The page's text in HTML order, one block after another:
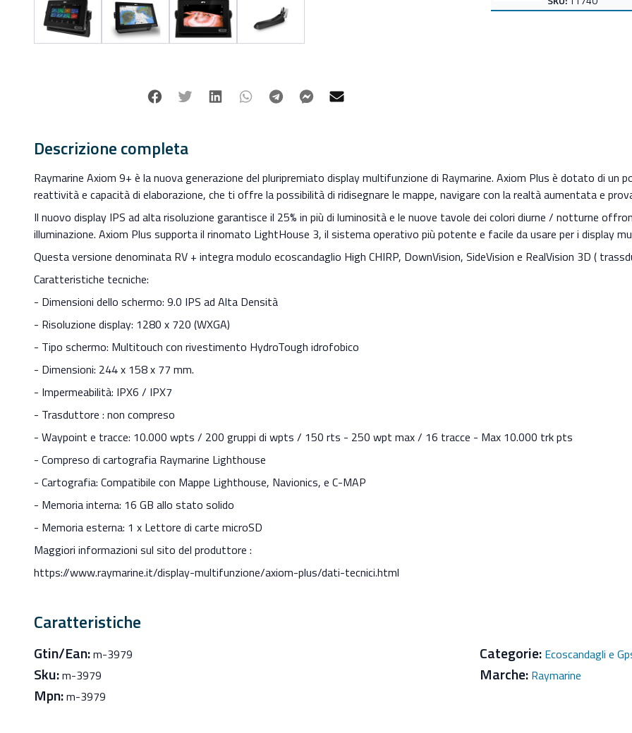
Facebook
Twitter LinkedinWhatsappTelegramFacebook Messenger
Descrizione completa
Raymarine Axiom 9+ è la nuova generazione del pluripremiato display multifunzione di Raymarine. Axiom Plus è dotato di
reattività e capacità di elaborazione, che ti offre la possibilità di ridisegnare le mappe, navigare con la realtà aumentata e
Il nuovo display IPS ad alta risoluzione garantisce il 25% in più di luminosità e le nuove tavole dei colori diurne / notturne
illuminazione. Axiom Plus supporta il rinomato LightHouse 3, il sistema operativo più potente e facile da usare per i display
Questa versione denominata RV + integra modulo ecoscandaglio High CHIRP, DownVision, SideVision e RealVision 3D (
Caratteristiche tecniche:
- Dimensioni dello schermo: 9.0 IPS ad Alta Densità
- Risoluzione display: 1280 x 720 (WXGA)
- Tipo schermo: Multitouch con rivestimento HydroTough idrofobico
- Dimensioni: 244 x 158 x 77 mm.
- Impermeabilità: IPX6 / IPX7
- Trasduttore : non compreso
- Waypoint e tracce: 10.000 wpts / 200 gruppi di wpts / 150 rts - 250 wpt max / 16 tracce - Max 10.000 trk pts
- Compreso di cartografia Raymarine Lighthouse
- Cartografia: Compatibile con Mappe Lighthouse, Navionics, e C-MAP
- Memoria interna: 16 GB allo stato solido
- Memoria esterna: 1 x Lettore di carte microSD
Maggiori informazioni sul sito del produttore :
https://www.raymarine.it/display-multifunzione/axiom-plus/dati-tecnici.html
Caratteristiche
Gtin/Ean:m-3979
Sku:m-3979
Mpn:m-3979
Categorie: Ecoscandagli e
Marche: Raymarine